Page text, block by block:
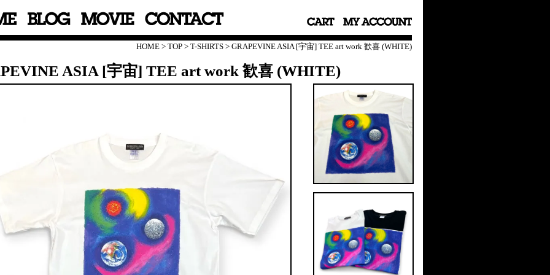
HOME > TOP > T-SHIRTS > GRAPEVINE ASIA [宇宙] TEE art work 歓喜 (WHITE)
ASIA [宇宙] TEE art work 歓喜 (WHITE)